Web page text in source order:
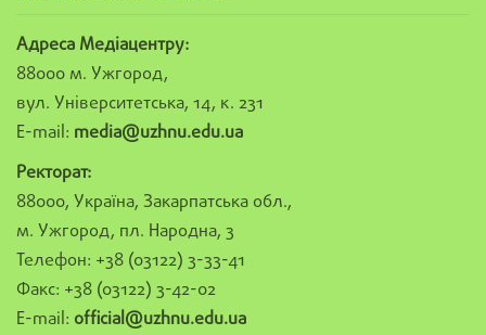
Адреса Медіацентру:
88000 м. Ужгород,
вул. Університетська, 14, к. 231
E-mail: media@uzhnu.edu.ua
Ректорат:
88000, Україна, Закарпатська обл.,
м. Ужгород, пл. Народна, 3
Телефон: +38 (03122) 3-33-41
Факс: +38 (03122) 3-42-02
E-mail: official@uzhnu.edu.ua